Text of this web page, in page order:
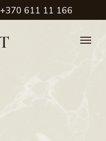
+370 611 11 166